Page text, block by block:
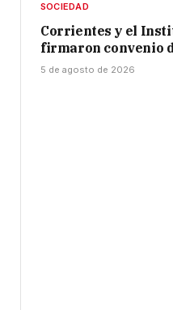
SOCIEDAD
Corrientes y el
firmaron convenio
5 de agosto de 2026